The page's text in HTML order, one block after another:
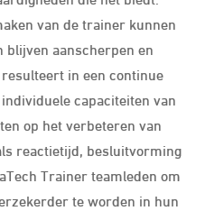
van de trainer kunnen
blijven aanscherpen en
in een continue
capaciteiten van
op het verbeteren van
reactietijd, besluitvorming
Trainer teamleden om
te worden in hun